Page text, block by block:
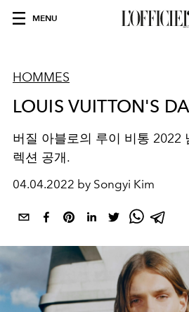
MENU
HOMMES
LOUIS VUITTON'S
버질 아블로의 루이 비통 2022
렉션 공개.
04.04.2022 by Songyi Kim